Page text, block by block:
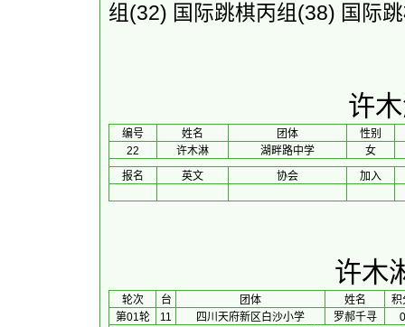
组(32) 国际跳棋丙组(38) 国际
许
编号 姓名 团体
性别
22
许木淋 湖畔路中学
女
报名
英文 协会 加入
许木
轮次 台 团体 姓名
积
第01轮
11 四川天府新区白沙小学 罗郝千寻
0